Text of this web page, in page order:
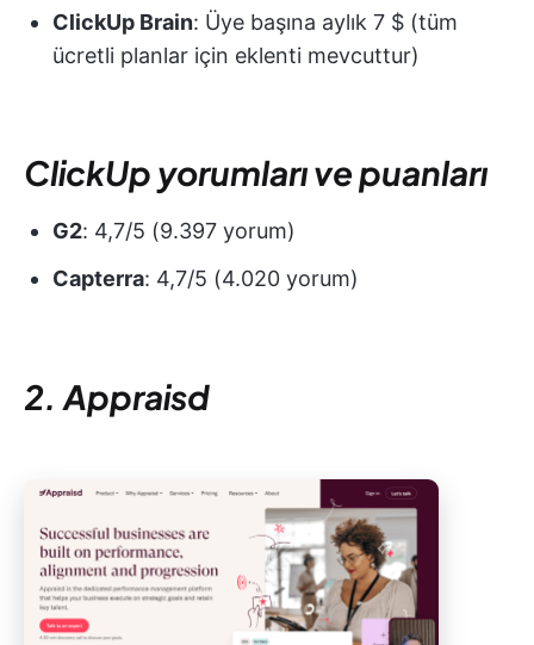
ClickUp Brain: Üye başına aylık 7 $ (tüm
ücretli planlar için eklenti mevcuttur)
ClickUp yorumları ve puanları
G2: 4,7/5 (9.397 yorum)
Capterra: 4,7/5 (4.020 yorum)
2. Appraisd